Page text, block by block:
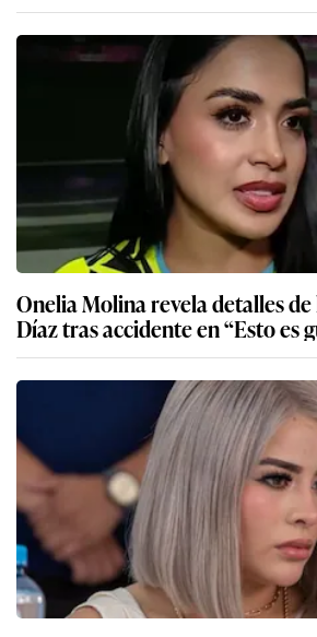
Onelia Molina revela detalles
Díaz tras accidente en “Esto es